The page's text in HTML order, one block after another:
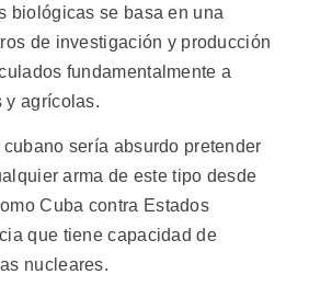
biológicas se basa en una
de investigación y producción
fundamentalmente a
y agrícolas.
sería absurdo pretender
arma de este tipo desde
Cuba contra Estados
que tiene capacidad de
nucleares.